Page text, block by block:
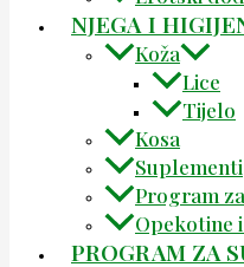
NJEGA I
Koža
Lice
Tijelo
Kosa
Suplementi
Program
Opekotine
PROGRAM ZA